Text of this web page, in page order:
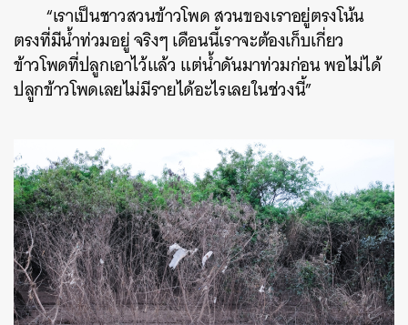
“เราเป็นชาวสวนข้าวโพด สวนของเราอยู่ตรงโน้น
ตรงที่มีน้ำท่วมอยู่ จริงๆ เดือนนี้เราจะต้องเก็บเกี่ยว
ข้าวโพดที่ปลูกเอาไว้แล้ว แต่น้ำดันมาท่วมก่อน พอไม่ได้
ปลูกข้าวโพดเลยไม่มีรายได้อะไรเลยในช่วงนี้”